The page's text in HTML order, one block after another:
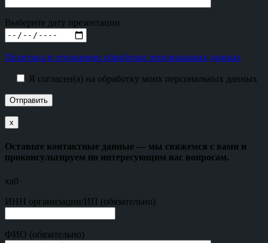
Выберите дату презентации
Политика в отношении обработки персональных данных
Я согласен(а) на обработку моих персональных данных
х
Оставьте контактные данные — мы свяжемся с вами и
проконсультируем по интересующим вас вопросам.
xa0
ИНН организации/ИП (обязательно)
ФИО (обязательно)